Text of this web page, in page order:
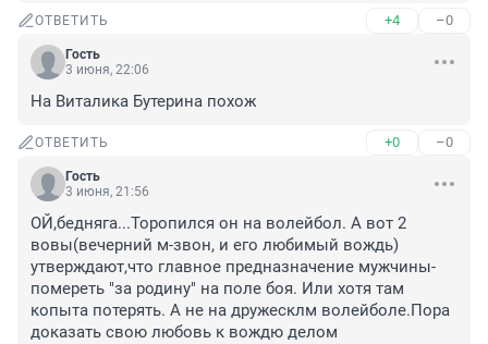
ОТВЕТИТЬ +4 –0
Гость
3 июня, 22:06
На Виталика Бутерина похож
ОТВЕТИТЬ +0 –0
Гость
3 июня, 21:56
ОЙ,бедняга...Торопился он на волейбол. А вот 2
вовы(вечерний м-звон, и его любимый вождь)
утверждают,что главное предназначение мужчины-
помереть "за родину" на поле боя. Или хотя там
копыта потерять. А не на дружесклм волейболе.Пора
доказать свою любовь к вождю делом